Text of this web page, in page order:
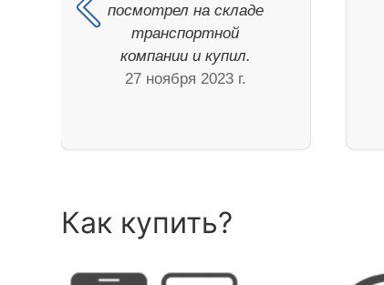
посмотрел на складе
транспортной
компании и купил.
27 ноября 2023 г.
Как купить?